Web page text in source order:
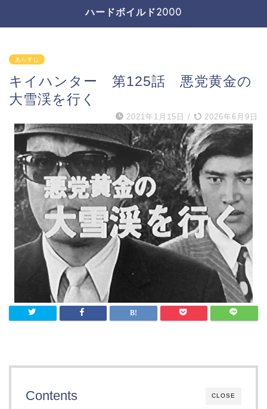
ハードボイルド2000
あらすじ
キイハンター 第125話 悪党黄金の
大雪渓を行く
2021年1月15日 / 2026年6月9日
CLOSE
Contents